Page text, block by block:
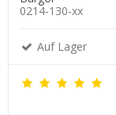
0214-130-xx
Auf Lager